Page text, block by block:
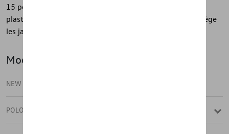
15 pouces - En argent brillant - Design dynamique - En
plastique résistant aux chocs - Excellente finition - Protège
les jantes en acier de la saleté et de l'usure
Modèle(s)
NEW POLO
POLO